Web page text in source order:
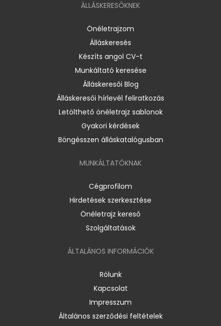
ÁLLÁSKERESŐKNEK
Önéletrajzom
Álláskeresés
Készíts angol CV-t
Munkáltató keresése
Álláskeresői Blog
Álláskeresői hírlevél feliratkozás
Letölthető önéletrajz sablonok
Gyakori kérdések
Böngésszen álláskatalógusban
MUNKÁLTATÓKNAK
Cégprofilom
Hirdetések szerkesztése
Önéletrajz kereső
Szolgáltatások
ÁLTALÁNOS INFORMÁCIÓK
Rólunk
Kapcsolat
Impresszum
Általános szerződési feltételek